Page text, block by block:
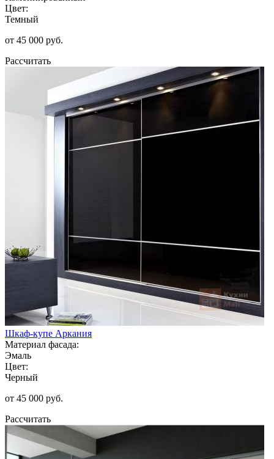
Цвет:
Темный
от 45 000 руб.
Рассчитать
Шкаф-купе Аркания
Материал фасада:
Эмаль
Цвет:
Черный
от 45 000 руб.
Рассчитать